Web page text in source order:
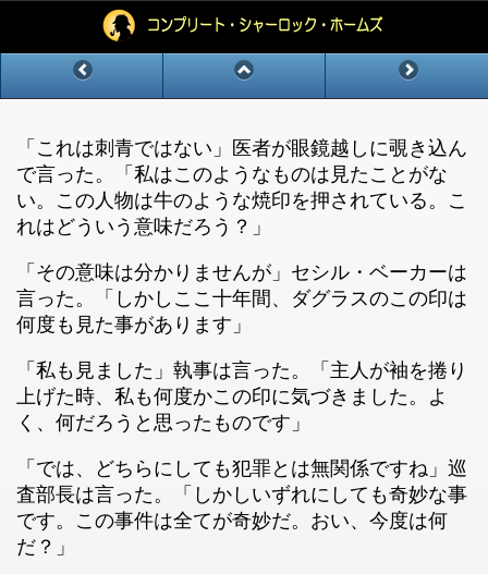
「これは刺青ではない」医者が眼鏡越しに覗き込ん
で言った。「私はこのようなものは見たことがな
い。この人物は牛のような焼印を押されている。こ
れはどういう意味だろう？」
「その意味は分かりませんが」セシル・ベーカーは
言った。「しかしここ十年間、ダグラスのこの印は
何度も見た事があります」
「私も見ました」執事は言った。「主人が袖を捲り
上げた時、私も何度かこの印に気づきました。よ
く、何だろうと思ったものです」
「では、どちらにしても犯罪とは無関係ですね」巡
査部長は言った。「しかしいずれにしても奇妙な事
です。この事件は全てが奇妙だ。おい、今度は何
だ？」